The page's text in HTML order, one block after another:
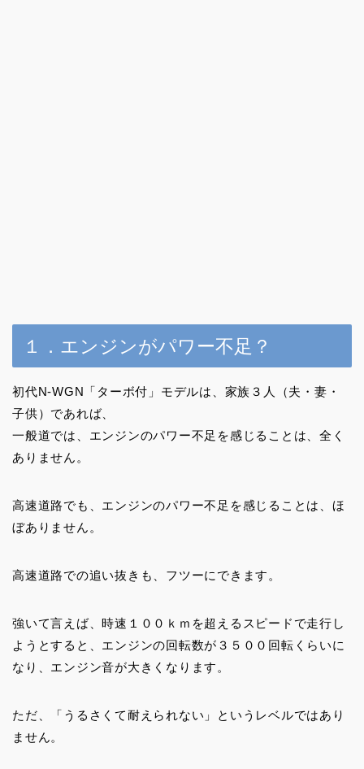
１．エンジンがパワー不足？
初代N-WGN「ターボ付」モデルは、家族３人（夫・妻・
子供）であれば、
一般道では、エンジンのパワー不足を感じることは、全く
ありません。
高速道路でも、エンジンのパワー不足を感じることは、ほ
ぼありません。
高速道路での追い抜きも、フツーにできます。
強いて言えば、時速１００ｋｍを超えるスピードで走行し
ようとすると、エンジンの回転数が３５００回転くらいに
なり、エンジン音が大きくなります。
ただ、「うるさくて耐えられない」というレベルではあり
ません。